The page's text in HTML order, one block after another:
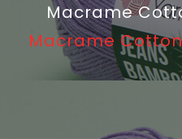
Macrame
Macrame